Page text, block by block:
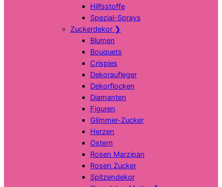
Hilfsstoffe
Spezial-Sprays
Zuckerdekor ❯
Blumen
Bouquets
Crispies
Dekoraufleger
Dekorflocken
Diamanten
Figuren
Glimmer-Zucker
Herzen
Ostern
Rosen Marzipan
Rosen Zucker
Spitzendekor